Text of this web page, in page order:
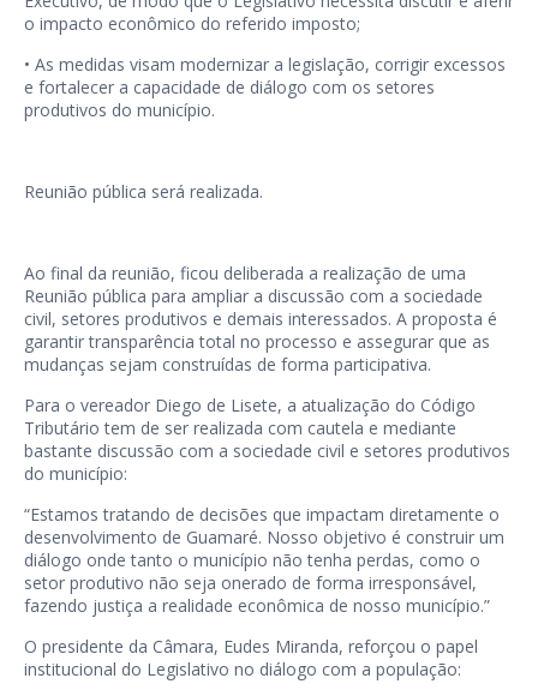
o impacto econômico do referido imposto;
• As medidas visam modernizar a legislação, corrigir excessos
e fortalecer a capacidade de diálogo com os setores
produtivos do município.
Reunião pública será realizada.
Ao final da reunião, ficou deliberada a realização de uma
Reunião pública para ampliar a discussão com a sociedade
civil, setores produtivos e demais interessados. A proposta é
garantir transparência total no processo e assegurar que as
mudanças sejam construídas de forma participativa.
Para o vereador Diego de Lisete, a atualização do Código
Tributário tem de ser realizada com cautela e mediante
bastante discussão com a sociedade civil e setores produtivos
do município:
“Estamos tratando de decisões que impactam diretamente o
desenvolvimento de Guamaré. Nosso objetivo é construir um
diálogo onde tanto o município não tenha perdas, como o
setor produtivo não seja onerado de forma irresponsável,
fazendo justiça a realidade econômica de nosso município.”
O presidente da Câmara, Eudes Miranda, reforçou o papel
institucional do Legislativo no diálogo com a população: